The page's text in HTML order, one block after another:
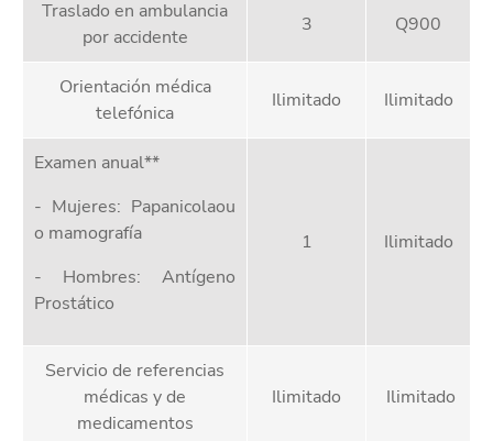
Traslado en ambulancia
por accidente
3 Q900
Orientación médica
telefónica
Ilimitado Ilimitado
Examen anual**
- Mujeres: Papanicolaou
o mamografía
- Hombres: Antígeno
Prostático
1 Ilimitado
Servicio de referencias
médicas y de
medicamentos
Ilimitado Ilimitado